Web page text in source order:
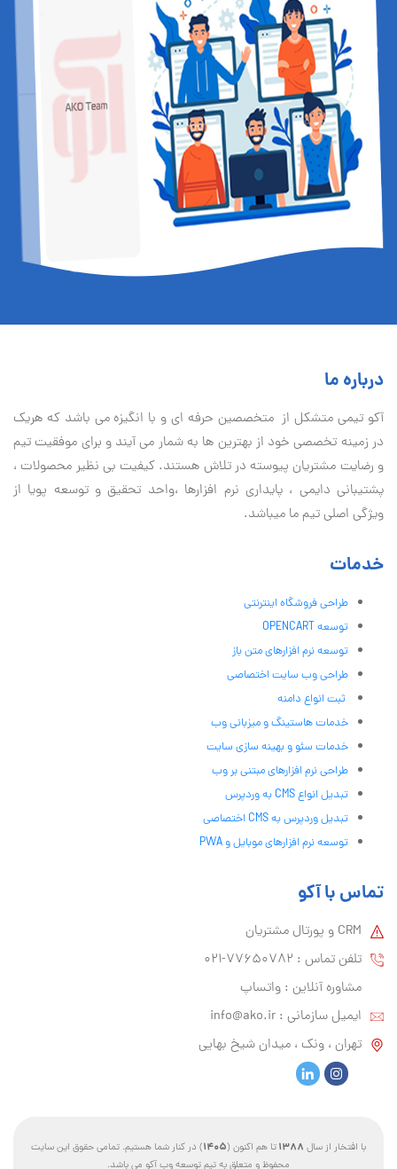
درباره ما
آكو تيمی متشکل از متخصصین حرفه ای و با انگیزه می باشد که هریک
در زمینه تخصصی خود از بهترین ها به شمار می آیند و برای موفقیت تيم
و رضایت مشتریان پیوسته در تلاش هستند. کیفیت بی نظير محصولات ،
پشتیبانی دايمی ، پایداری نرم افزارها ،واحد تحقیق و توسعه پویا از
ویژگی اصلی تیم ما میباشد.
خدمات
طراحی فروشگاه اینترنتی
توسعه OPENCART
توسعه نرم افزارهای متن باز
طراحی وب سایت اختصاصی
ثبت انواع دامنه
خدمات هاستینگ و میزبانی وب
خدمات سئو و بهینه سازی سایت
طراحی نرم افزارهای مبتنی بر وب
تبدیل انواع CMS به وردپرس
تبدیل وردپرس به CMS اختصاصی
توسعه نرم افزارهای موبایل و PWA
تماس با آکو
CRM و پورتال مشتریان
تلفن تماس :‌ 77650782-021
مشاوره آنلاین : واتساپ
ایمیل سازمانی :‌ info@ako.ir
تهران ، ونک ، میدان شیخ بهایی
با افتخار از سال 1388تا هم اکنون (1405) در کنار شما هستیم. تمامی حقوق این سایت
محفوظ و متعلق به تیم توسعه وب آکو می باشد.